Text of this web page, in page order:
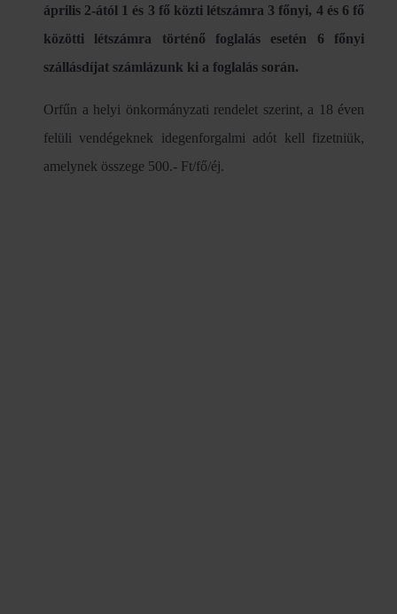
április 2-ától 1 és 3 fő közti létszámra 3 főnyi, 4 és 6 fő
közötti létszámra történő foglalás esetén 6 főnyi
szállásdíjat számlázunk ki a foglalás során.
Orfűn a helyi önkormányzati rendelet szerint, a 18 éven
felüli vendégeknek idegenforgalmi adót kell fizetniük,
amelynek összege 500.- Ft/fő/éj.